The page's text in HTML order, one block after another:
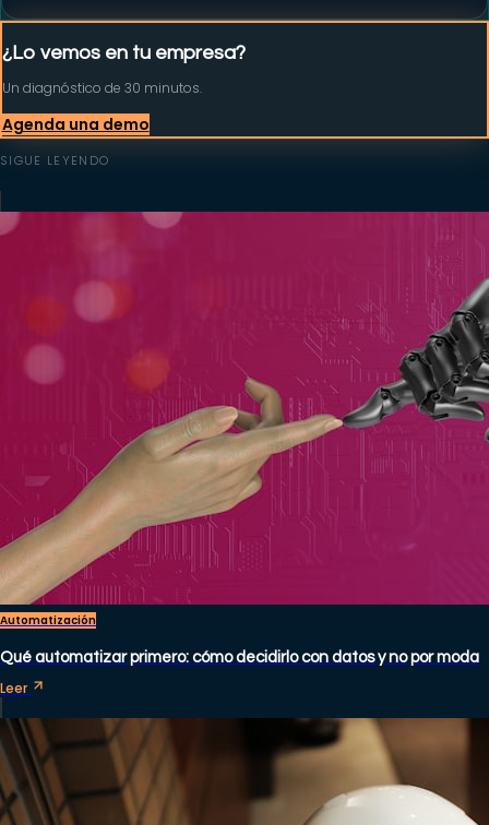
¿Lo vemos en tu empresa?
Un diagnóstico de 30 minutos.
Agenda una demo
SIGUE LEYENDO
Automatización
Qué automatizar primero: cómo decidirlo con datos y no por moda
Leer